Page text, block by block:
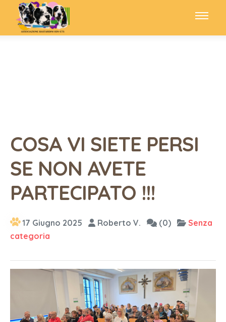
COSA VI SIETE PERSI
SE NON AVETE
PARTECIPATO !!!
17 Giugno 2025 Roberto V. (0)
Senza
categoria